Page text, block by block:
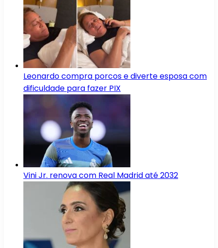
Leonardo compra porcos e diverte esposa com
dificuldade para fazer PIX
Vini Jr. renova com Real Madrid até 2032